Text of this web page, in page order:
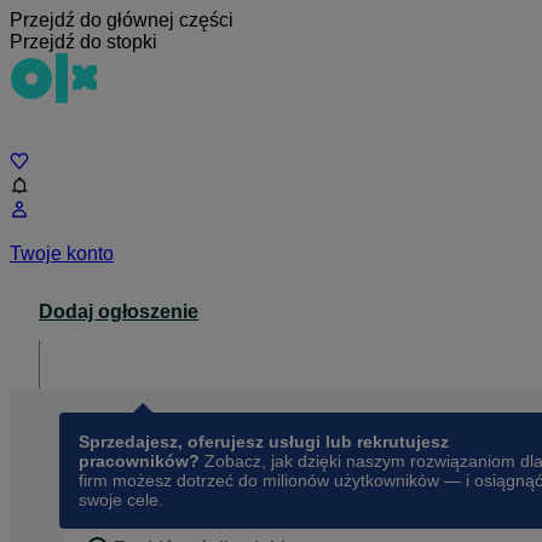
Przejdź do głównej części
Przejdź do stopki
Twoje konto
Dodaj ogłoszenie
Sprzedajesz, oferujesz usługi lub rekrutujesz
pracowników? Zobacz, jak dzięki naszym rozwiązaniom dla
firm możesz dotrzeć do milionów użytkowników — i osiągnąć
swoje cele.